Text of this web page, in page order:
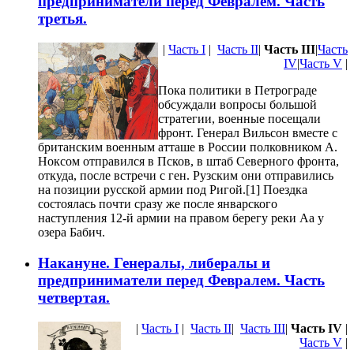
третья.
| Часть I | Часть II| Часть III|Часть
IV|Часть V |
Пока политики в Петрограде
обсуждали вопросы большой
стратегии, военные посещали
фронт. Генерал Вильсон вместе с
британским военным атташе в России полковником А.
Ноксом отправился в Псков, в штаб Северного фронта,
откуда, после встречи с ген. Рузским они отправились
на позиции русской армии под Ригой.[1] Поездка
состоялась почти сразу же после январского
наступления 12-й армии на правом берегу реки Аа у
озера Бабич.
Накануне. Генералы, либералы и
предприниматели перед Февралем. Часть
четвертая.
| Часть I | Часть II| Часть III| Часть IV |
Часть V |